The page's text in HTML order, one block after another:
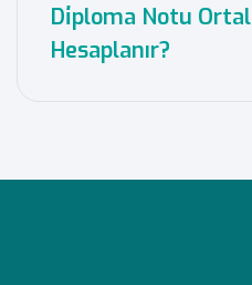
Di̇ploma Notu
Hesaplanır?